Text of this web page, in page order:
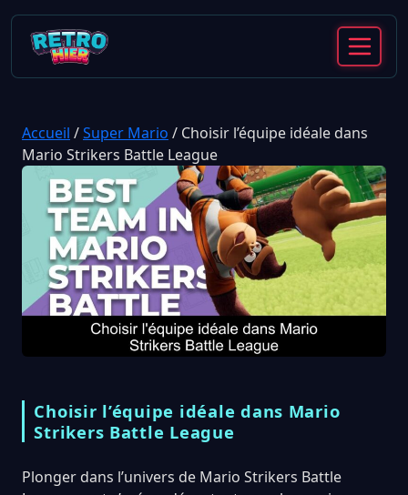
Accueil /Super Mario / Choisir l’équipe idéale dans
Mario Strikers Battle League
Choisir l’équipe idéale dans Mario
Strikers Battle League
Plonger dans l’univers de Mario Strikers Battle